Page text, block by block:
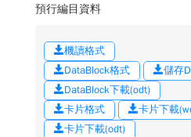
預行編目資料
機讀格式
DataBlock格式
儲存
DataBlock下載(odt)
卡片格式
卡片下載
卡片下載(odt)